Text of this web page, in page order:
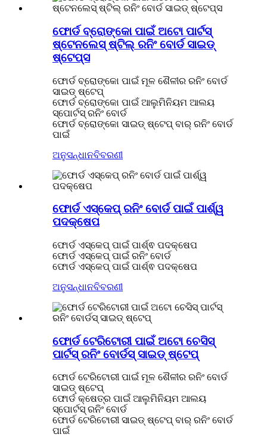
ଫୋର୍ଡ ବ୍ରୋଙ୍କୋ ପାଇଁ ଅଟୋ ପାର୍ଟସ୍
ଷ୍ଟେନଲେସ୍ ଷ୍ଟିଲ୍ ରନିଂ ବୋର୍ଡ ସାଇଡ୍
ଷ୍ଟେପ୍ସ
ଫୋର୍ଡ ବ୍ରୋଙ୍କୋ ପାଇଁ ମୂଳ ଶୈଳୀର ରନିଂ ବୋର୍ଡ
ସାଇଡ୍ ଷ୍ଟେପ୍
ଫୋର୍ଡ ବ୍ରୋଙ୍କୋ ପାଇଁ ଆଲୁମିନିୟମ ଆଲୟ
ସ୍ପୋର୍ଟସ୍ ରନିଂ ବୋର୍ଡ
ଫୋର୍ଡ ବ୍ରୋଙ୍କୋ ସାଇଡ୍ ଷ୍ଟେପ୍ ବାର୍ ରନିଂ ବୋର୍ଡ
ପାଇଁ
ଅନୁସନ୍ଧାନବିବରଣୀ
ଫୋର୍ଡ ଏସ୍କେପ୍ ରନିଂ ବୋର୍ଡ ପାଇଁ ପାର୍ଶ୍ୱ
ପଦକ୍ଷେପ
ଫୋର୍ଡ ଏସ୍କେପ୍ ପାଇଁ ପାର୍ଶ୍ଵ ପଦକ୍ଷେପ
ଫୋର୍ଡ ଏସ୍କେପ୍ ପାଇଁ ରନିଂ ବୋର୍ଡ
ଫୋର୍ଡ ଏସ୍କେପ୍ ପାଇଁ ପାର୍ଶ୍ଵ ପଦକ୍ଷେପ
ଅନୁସନ୍ଧାନବିବରଣୀ
ଫୋର୍ଡ ଟେରିଟୋରୀ ପାଇଁ ଅଟୋ ଚେସିସ୍
ପାର୍ଟସ୍ ରନିଂ ବୋର୍ଡସ୍ ସାଇଡ୍ ଷ୍ଟେପ୍
ଫୋର୍ଡ ଟେରିଟୋରୀ ପାଇଁ ମୂଳ ଶୈଳୀର ରନିଂ ବୋର୍ଡ
ସାଇଡ୍ ଷ୍ଟେପ୍
ଫୋର୍ଡ କ୍ଷେତ୍ର ପାଇଁ ଆଲୁମିନିୟମ ଆଲୟ
ସ୍ପୋର୍ଟସ୍ ରନିଂ ବୋର୍ଡ
ଫୋର୍ଡ ଟେରିଟୋରୀ ସାଇଡ୍ ଷ୍ଟେପ୍ ବାର୍ ରନିଂ ବୋର୍ଡ
ପାଇଁ